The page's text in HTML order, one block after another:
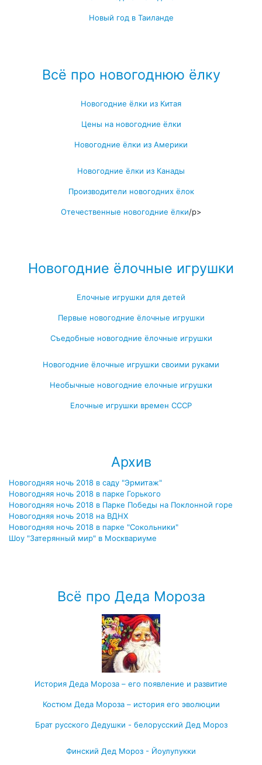
Новый год в Таиланде
Всё про новогоднюю ёлку
Новогодние ёлки из Китая
Цены на новогодние ёлки
Новогодние ёлки из Америки
Новогодние ёлки из Канады
Производители новогодних ёлок
Отечественные новогодние ёлки/p>
Новогодние ёлочные игрушки
Елочные игрушки для детей
Первые новогодние ёлочные игрушки
Съедобные новогодние ёлочные игрушки
Новогодние ёлочные игрушки своими руками
Необычные новогодние елочные игрушки
Елочные игрушки времен СССР
Архив
Новогодняя ночь 2018 в саду "Эрмитаж"
Новогодняя ночь 2018 в парке Горького
Новогодняя ночь 2018 в Парке Победы на Поклонной горе
Новогодняя ночь 2018 на ВДНХ
Новогодняя ночь 2018 в парке "Сокольники"
Шоу "Затерянный мир" в Москвариуме
Всё про Деда Мороза
История Деда Мороза – его появление и развитие
Костюм Деда Мороза – история его эволюции
Брат русского Дедушки - белорусский Дед Мороз
Финский Дед Мороз - Йоулупукки